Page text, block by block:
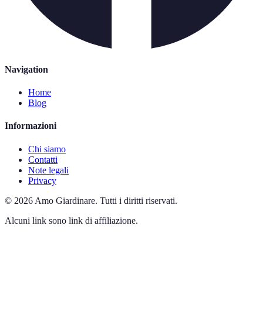
Navigation
Home
Blog
Informazioni
Chi siamo
Contatti
Note legali
Privacy
© 2026 Amo Giardinare. Tutti i diritti riservati.
Alcuni link sono link di affiliazione.